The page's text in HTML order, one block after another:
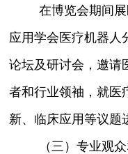
在博览会期间
应用学会医疗机器人
论坛及研讨会，邀请
者和行业领袖，就医
新、临床应用等议题
（三）专业观